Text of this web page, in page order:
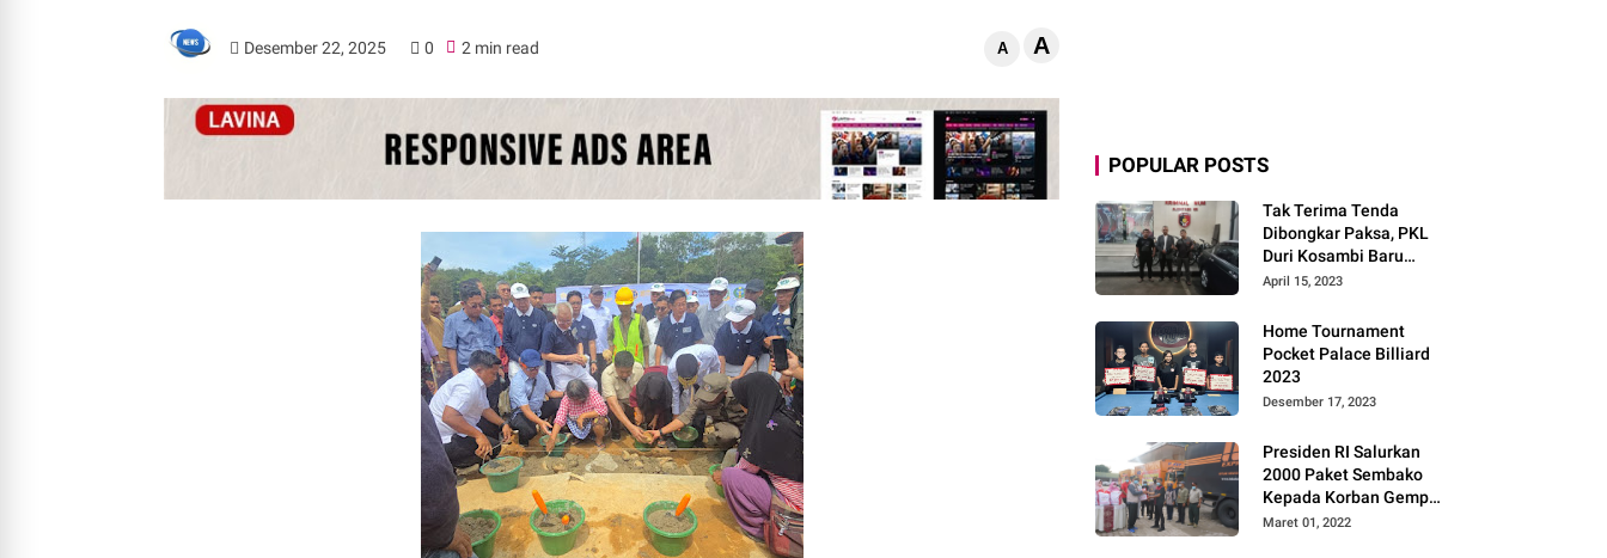
Desember 22, 2025 0 2 min read A A
POPULAR POSTS
Tak Terima Tenda
Dibongkar Paksa, PKL
Duri Kosambi Baru
Gugat PT MD
April 15, 2023
Home Tournament
Pocket Palace Billiard
2023
Desember 17, 2023
Presiden RI Salurkan
2000 Paket Sembako
Kepada Korban Gempa
di Pasaman Barat
Maret 01, 2022